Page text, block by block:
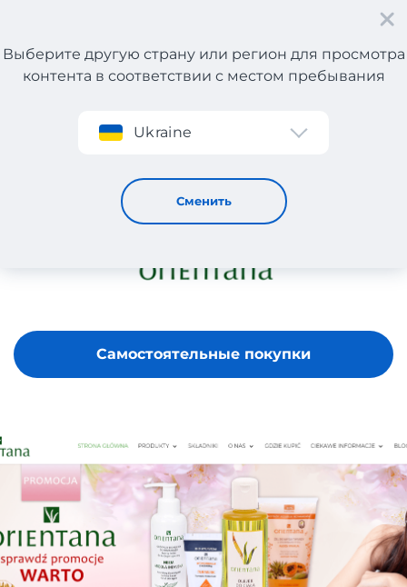
Регистрация
Выберите другую страну или регион для просмотра
контента в соответствии с местом пребывания
Ukraine
Сменить
ORIENTANA
Самостоятельные покупки